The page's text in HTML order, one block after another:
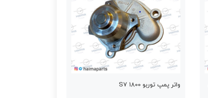
واتر پمپ توربو 1800 S7